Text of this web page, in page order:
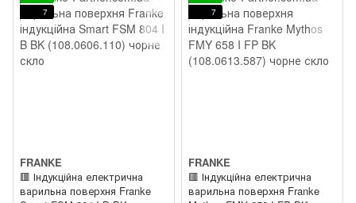
7
FRANKE
🟥 Індукційна електрична
варильна поверхня Franke
7
FRANKE
🟥 Індукційна електрична
варильна поверхня Franke